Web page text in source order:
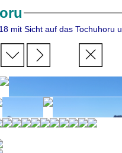
14. Juni 2018 mit Sicht auf das